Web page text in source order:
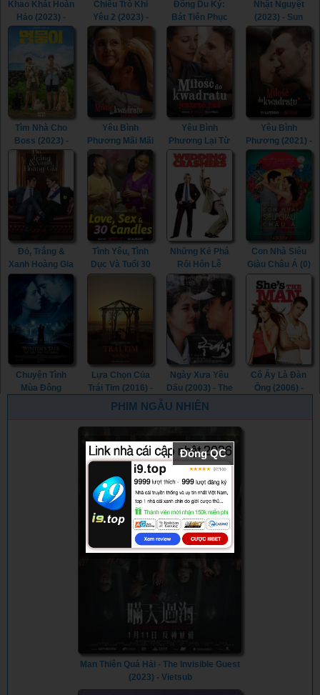
Khao Khát Hoàn
Hảo (2023) -
Perfect
Addiction (2023)
Chiêu Trò Khi
Yêu 2 (2023) -
Love Tactics 2
(2023)
Đông Du Ký:
Bát Tiên Phục
Ma (2023) -
Journey To The
East: The Eight
Immortals
(2023)
Nhật Nguyệt
(2023) - Sun
Moon (2023)
Tìm Nhà Cho
Boss (2023) -
My Heart Puppy
(2023)
Yêu Bình
Phương Mãi Mãi
Squared Love
Everlasting
(2023)
Yêu Bình
Phương Lại Từ
Đầu (2023) -
Squared Love
All Over Again
(2023)
Yêu Bình
Phương (2021) -
Squared Love
(2021)
Đỏ, Trắng &
Xanh Hoàng Gia
White & Royal
Blue (2023)
Tình Yêu, Tình
Dục Và Tuổi 30
Candles (2023)
Những Kẻ Phá
Rối Hôn Lễ
(2005) -
Wedding
Crashers (2005)
Con Nhà Siêu
Giàu Châu Á (0)
- Crazy Rich
Asians (0)
Chuyện Tình
Mùa Đông
Lựa Chọn Của
Trái Tim (2016) -
The Choice
Ngày Xưa Yêu
Dấu (2003) - The
Classic (2003)
Cô Ấy Là Đàn
Ông (2006) -
PHIM NGẪU NHIÊN
Man Thiên Quá Hải - The Invisible Guest
(2023) - Vietsub
Đóng QC